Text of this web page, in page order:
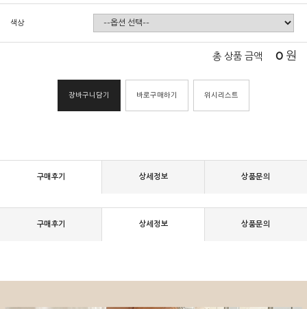
색상
총 상품 금액 0 원
장바구니담기 바로구매하기 위시리스트
구매후기 상세정보 상품문의
구매후기 상세정보 상품문의